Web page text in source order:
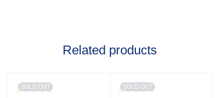
Related products
SOLD OUT SOLD OUT